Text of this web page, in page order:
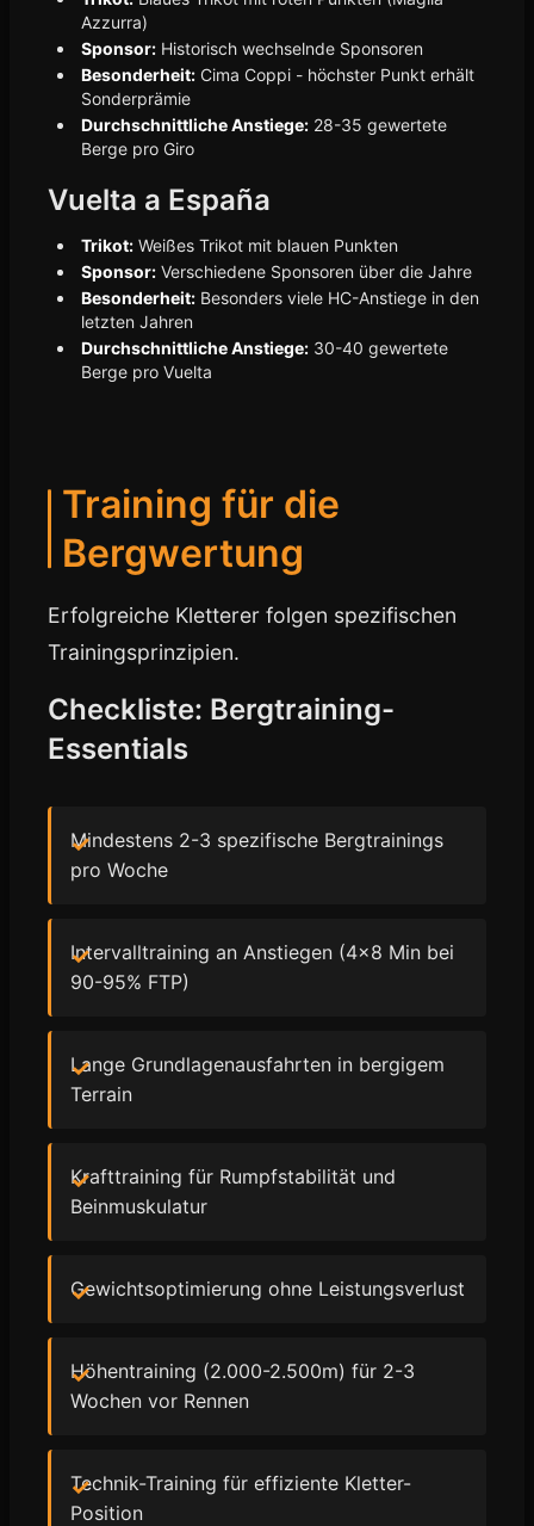
Azzurra)
Sponsor: Historisch wechselnde Sponsoren
Besonderheit: Cima Coppi - höchster Punkt erhält
Sonderprämie
Durchschnittliche Anstiege: 28-35 gewertete
Berge pro Giro
Vuelta a España
Trikot: Weißes Trikot mit blauen Punkten
Sponsor: Verschiedene Sponsoren über die Jahre
Besonderheit: Besonders viele HC-Anstiege in den
letzten Jahren
Durchschnittliche Anstiege: 30-40 gewertete
Berge pro Vuelta
Training für die
Bergwertung
Erfolgreiche Kletterer folgen spezifischen
Trainingsprinzipien.
Checkliste: Bergtraining-
Essentials
Mindestens 2-3 spezifische Bergtrainings
pro Woche
Intervalltraining an Anstiegen (4x8 Min bei
90-95% FTP)
Lange Grundlagenausfahrten in bergigem
Terrain
Krafttraining für Rumpfstabilität und
Beinmuskulatur
Gewichtsoptimierung ohne Leistungsverlust
Höhentraining (2.000-2.500m) für 2-3
Wochen vor Rennen
Technik-Training für effiziente Kletter-
Position